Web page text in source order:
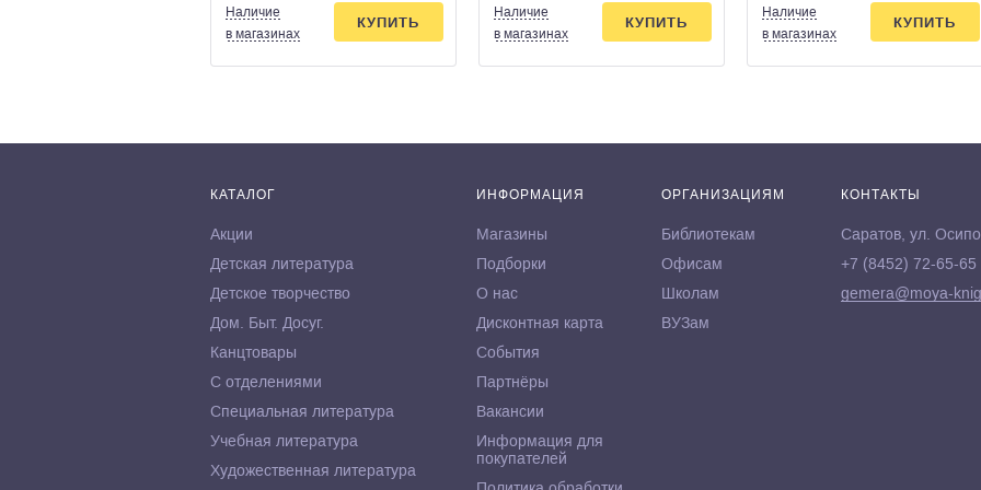
Наличие
в магазинах
КУПИТЬ
Наличие
в магазинах
КУПИТЬ
Наличие
в магазинах
КУПИТЬ
КАТАЛОГ
Акции
Детская литература
Детское творчество
Дом. Быт. Досуг.
Канцтовары
С отделениями
Специальная литература
Учебная литература
Художественная литература
ИНФОРМАЦИЯ
Магазины
Подборки
О нас
Дисконтная карта
События
Партнёры
Вакансии
Информация для
покупателей
ОРГАНИЗАЦИЯМ
Библиотекам
Офисам
Школам
ВУЗам
КОНТАКТЫ
Саратов, ул.
+7 (8452) 72-65-65
gemera@moya-